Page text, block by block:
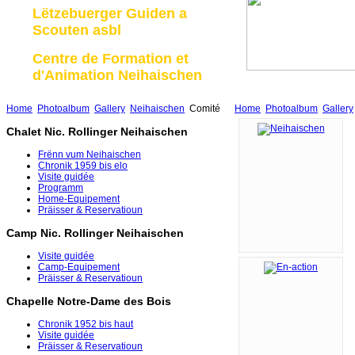
Lëtzebuerger Guiden a
Scouten asbl
Centre de Formation et
d'Animation Neihaischen
Home Photoalbum Gallery Neihaischen Comité
Chalet Nic. Rollinger Neihaischen
Frënn vum Neihaischen
Chronik 1959 bis elo
Visite guidée
Programm
Home-Equipement
Präisser & Reservatioun
Camp Nic. Rollinger Neihaischen
Visite guidée
Camp-Equipement
Präisser & Reservatioun
Chapelle Notre-Dame des Bois
Chronik 1952 bis haut
Visite guidée
Präisser & Reservatioun
Home Photoalbum Gallery